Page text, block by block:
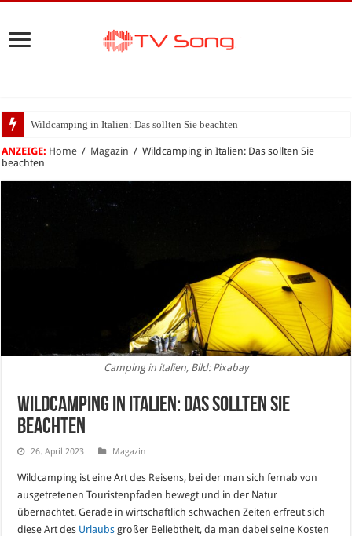
Wildcamping in Italien: Das sollten Sie beachten
Die größten Festivals Italiens 2023
ANZEIGE: Home / Magazin / Wildcamping in Italien: Das sollten Sie
beachten
Camping in italien, Bild: Pixabay
Wildcamping in Italien: Das sollten Sie
beachten
26. April 2023 Magazin
Wildcamping ist eine Art des Reisens, bei der man sich fernab von
ausgetretenen Touristenpfaden bewegt und in der Natur
übernachtet. Gerade in wirtschaftlich schwachen Zeiten erfreut sich
diese Art des Urlaubs großer Beliebtheit, da man dabei seine Kosten